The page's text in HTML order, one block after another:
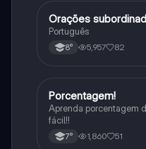
Português
Orações
Português
8° 5,957 82
Matematica
Porcentagem!
Aprenda porcentagem
fácil!!
7° 1,860 51